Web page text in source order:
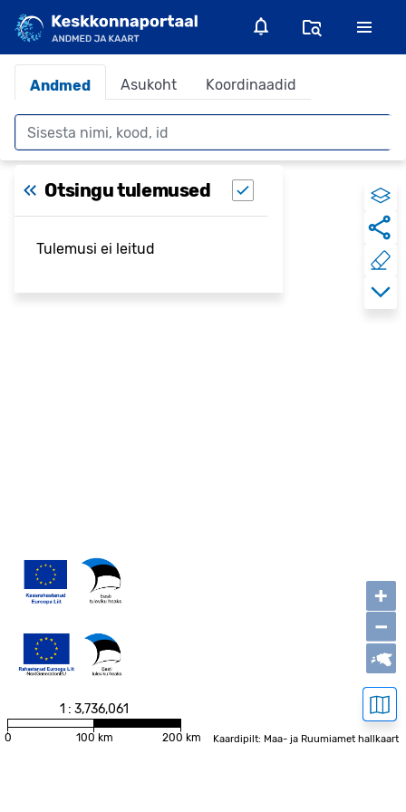
Andmed Asukoht Koordinaadid
Otsing
Otsingu tulemused
Tulemusi ei leitud
+
−
Kaardipilt: Maa- ja Ruumiamet hallkaart
1 : 3,736,061
0 100 km 200 km